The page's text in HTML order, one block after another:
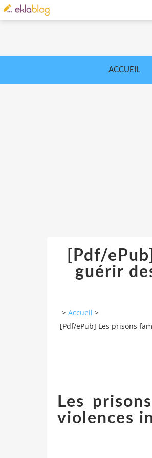
ACCUEIL
[Pdf/
guérir
> Accueil >
[Pdf/ePub] Les prisons
Les
violences